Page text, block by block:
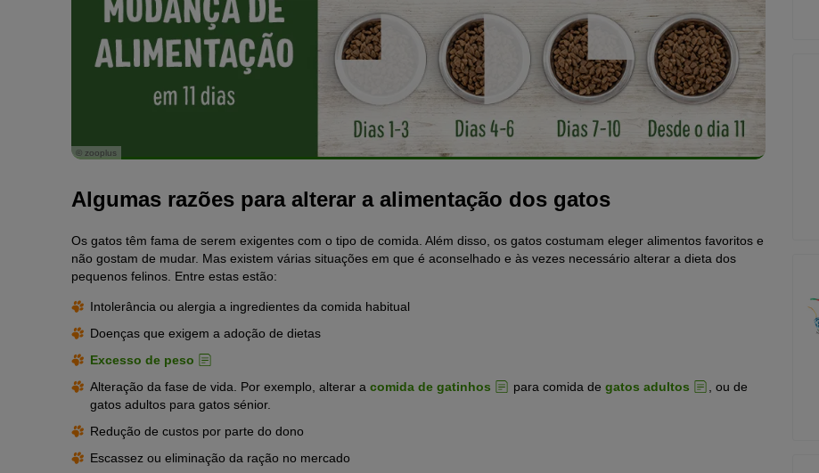
© zooplus
Algumas razões para alterar a alimentação dos gatos
Os gatos têm fama de serem exigentes com o tipo de comida. Além disso, os gatos costumam eleger alimentos favoritos e
não gostam de mudar. Mas existem várias situações em que é aconselhado e às vezes necessário alterar a dieta dos
pequenos felinos. Entre estas estão:
Intolerância ou alergia a ingredientes da comida habitual
Doenças que exigem a adoção de dietas
Excesso de peso
Alteração da fase de vida. Por exemplo, alterar a comida de gatinhos para comida de gatos adultos
, ou de
gatos adultos para gatos sénior.
Redução de custos por parte do dono
Escassez ou eliminação da ração no mercado